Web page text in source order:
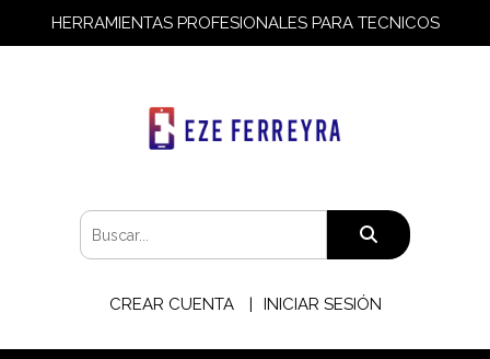
HERRAMIENTAS PROFESIONALES PARA TECNICOS
CREAR CUENTA INICIAR SESIÓN